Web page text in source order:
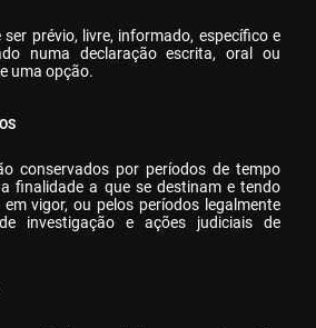
prévio, livre, informado, específico e
numa declaração escrita, oral ou
uma opção.
conservados por períodos de tempo
finalidade a que se destinam e tendo
vigor, ou pelos períodos legalmente
investigação e ações judiciais de